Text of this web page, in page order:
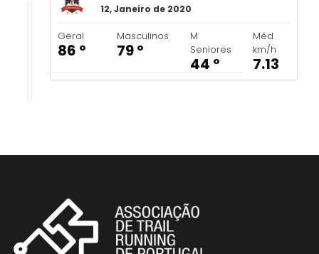
12, Janeiro de 2020
Geral
86 º
Masculinos
79 º
M
Seniores
44 º
Méd.
km/h
7.13